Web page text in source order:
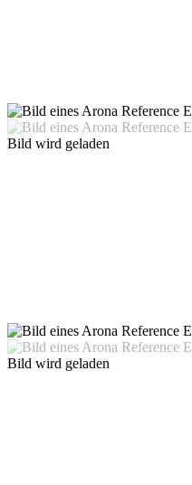
Bild wird geladen
Bild wird geladen